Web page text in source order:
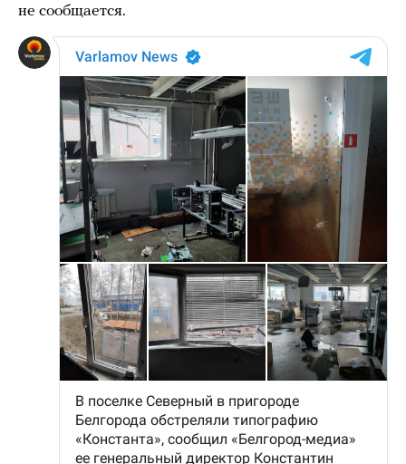
не сообщается.